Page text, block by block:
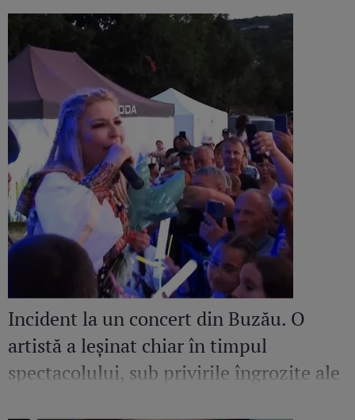
Incident la un concert din Buzău. O
artistă a leșinat chiar în timpul
spectacolului, sub privirile îngrozite ale